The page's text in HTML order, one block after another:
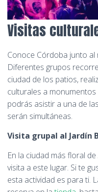
Visitas
Conoce Córdoba junto
Diferentes grupos
ciudad de los patios,
culturales a monumentos
podrás asistir a una de
serán simultáneas.
Visita grupal al Jardín
En la ciudad más floral
visita a este lugar. Si te
esta actividad es para ti.